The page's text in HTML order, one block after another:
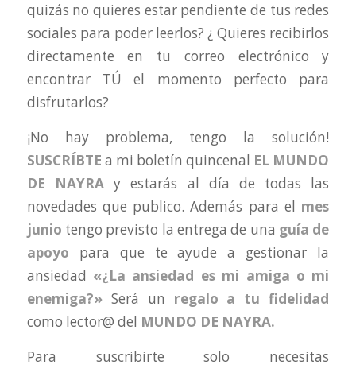
quizás no quieres estar pendiente de tus redes
sociales para poder leerlos? ¿ Quieres recibirlos
directamente en tu correo electrónico y
encontrar TÚ el momento perfecto para
disfrutarlos?
¡No hay problema, tengo la solución!
SUSCRÍBTE a mi boletín quincenal EL MUNDO
DE NAYRAy estarás al día de todas las
novedades que publico. Además para el mes
junio tengo previsto la entrega de una guía de
apoyo para que te ayude a gestionar la
ansiedad «¿La ansiedad es mi amiga o mi
enemiga?»Será un regalo a tu fidelidad
como lector@ del MUNDO DE NAYRA.
Para suscribirte solo necesitas